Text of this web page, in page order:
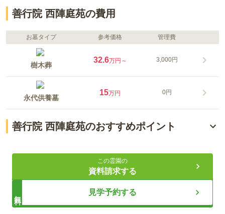
善行院 西陣庭苑の費用
お墓タイプ 参考価格 管理費
樹木葬
32.6万円～ 3,000円
永代供養墓
15万円 0円
善行院 西陣庭苑のおすすめポイント
永代供養付き樹木葬でご遺族への負担を少なく
従来のお墓は物足りない方へ366日お花の溢れる庭苑
大事な家族の一員「ずっとペットのそばに」を叶えます
この霊園の
資料請求する
見学予約する